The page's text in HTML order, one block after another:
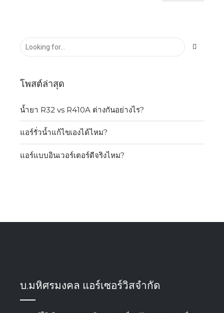
โพสต์ล่าสุด
น้ำยา R32 vs R410A ต่างกันอย่างไร?
แอร์รั่วน้ำแก้ไขเองได้ไหม?
แอร์แบบอินเวอร์เตอร์ดีจริงไหม?
บ.มหิศรมงคล แอร์เซอร์วิสจำกัด